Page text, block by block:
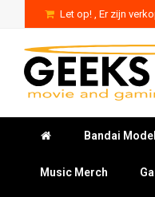
Let op! , Er zijn
Bandai
Music Merch